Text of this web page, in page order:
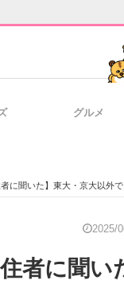
グルメ
】東大・京大以外でブランド力が高いと思う「国
2025/
住者に聞